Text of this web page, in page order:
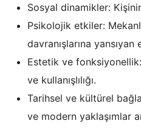
Sosyal dinamikler:
Psikolojik etkiler:
davranışlarına yansıyan
Estetik ve
ve kullanışlılığı.
Tarihsel ve kültürel
ve modern yaklaşımlar